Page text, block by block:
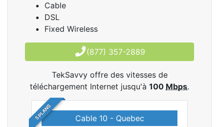
Cable
DSL
Fixed Wireless
(877) 357-2889
TekSavvy offre des vitesses de
téléchargement Internet jusqu'à 100 Mbps.
5 PLANS Cable 10 - Quebec